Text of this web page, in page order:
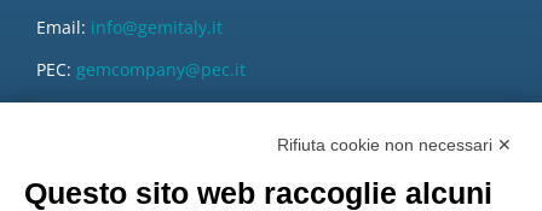
Email: info@gemitaly.it
PEC: gemcompany@pec.it
Rifiuta cookie non necessari ✕
Questo sito web raccoglie alcuni